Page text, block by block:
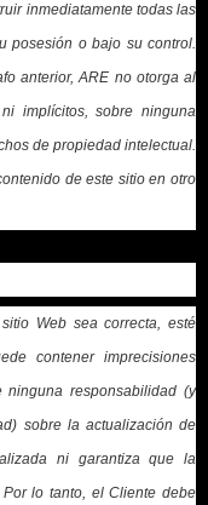
inmediatamente todas las
posesión o bajo su control.
anterior, ARE no otorga al
implícitos, sobre ninguna
de propiedad intelectual.
de este sitio en otro
Web sea correcta, esté
contener imprecisiones
ninguna responsabilidad (y
sobre la actualización de
ni garantiza que la
lo tanto, el Cliente debe